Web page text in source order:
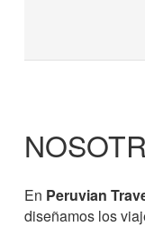
En Peruvian
diseñamos los